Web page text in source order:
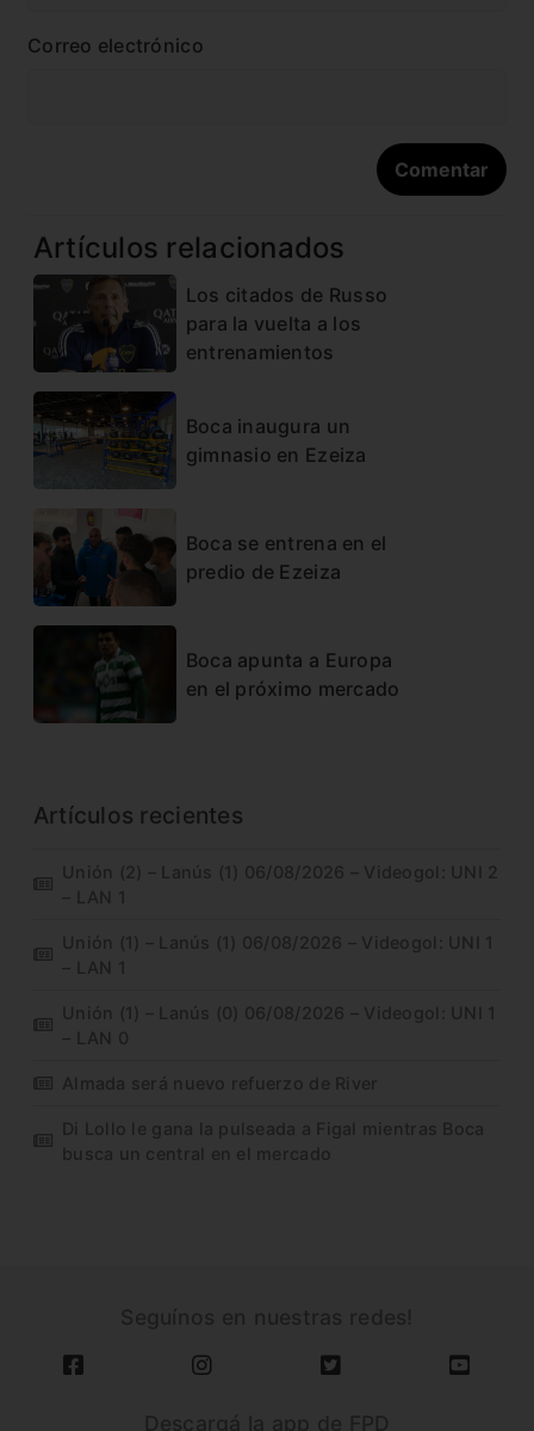
Correo electrónico
Artículos relacionados
Los citados de Russo
para la vuelta a los
entrenamientos
Boca inaugura un
gimnasio en Ezeiza
Boca se entrena en el
predio de Ezeiza
Boca apunta a Europa
en el próximo mercado
Artículos recientes
Unión (2) – Lanús (1) 06/08/2026 – Videogol: UNI 2
– LAN 1
Unión (1) – Lanús (1) 06/08/2026 – Videogol: UNI 1
– LAN 1
Unión (1) – Lanús (0) 06/08/2026 – Videogol: UNI 1
– LAN 0
Almada será nuevo refuerzo de River
Di Lollo le gana la pulseada a Figal mientras Boca
busca un central en el mercado